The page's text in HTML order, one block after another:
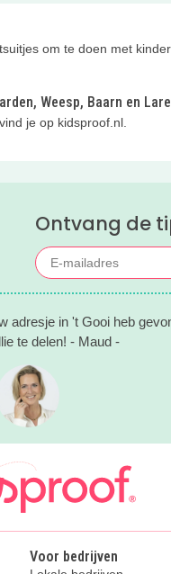
om te doen met
Weesp, Baarn en
je op kidsproof.nl.
Ontvang de
adresje in 't Gooi heb
te delen! - Maud -
Voor bedrijven